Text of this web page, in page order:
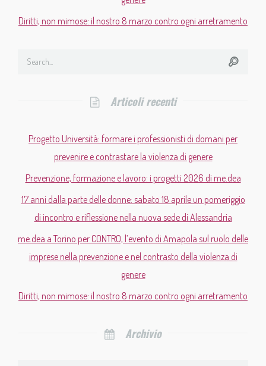
Diritti, non mimose: il nostro 8 marzo contro ogni arretramento
Articoli recenti
Progetto Università: formare i professionisti di domani per
prevenire e contrastare la violenza di genere
Prevenzione, formazione e lavoro: i progetti 2026 di me.dea
17 anni dalla parte delle donne: sabato 18 aprile un pomeriggio
di incontro e riflessione nella nuova sede di Alessandria
me.dea a Torino per CONTRO, l’evento di Amapola sul ruolo delle
imprese nella prevenzione e nel contrasto della violenza di
genere
Diritti, non mimose: il nostro 8 marzo contro ogni arretramento
Archivio